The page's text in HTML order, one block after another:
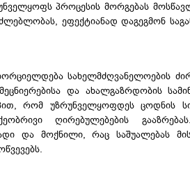
პროცესის მორგებას
ეფექტიანად დაგეგმონ
სახელმძღვანელოების
და ახალგაზრდობის
რომ უზრუნველყოფდეს ცოდნის
ღირებულებების
და მოქნილი, რაც საშუალებას